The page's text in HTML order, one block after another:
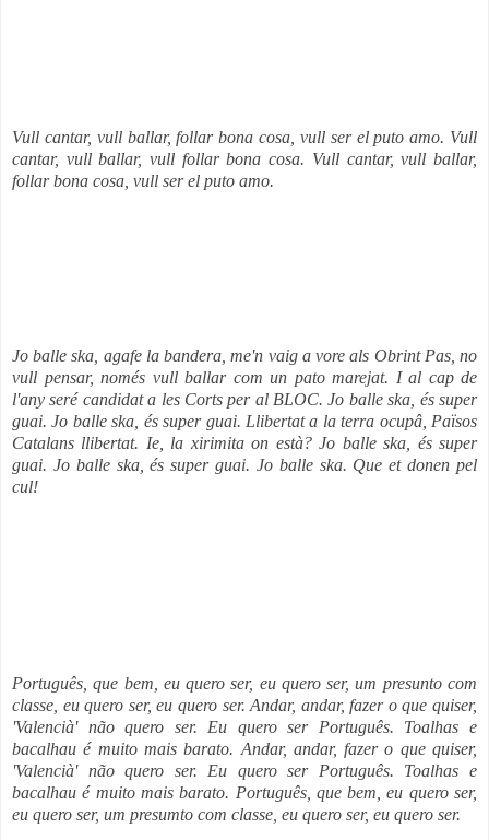
Vull cantar, vull ballar, follar bona cosa, vull ser el puto amo. Vull
cantar, vull ballar, vull follar bona cosa. Vull cantar, vull ballar,
follar bona cosa, vull ser el puto amo.
Jo balle ska, agafe la bandera, me'n vaig a vore als Obrint Pas, no
vull pensar, només vull ballar com un pato marejat. I al cap de
l'any seré candidat a les Corts per al BLOC. Jo balle ska, és super
guai.Jo balle ska, és super guai. Llibertat a la terra ocupâ, Països
Catalans llibertat. Ie, la xirimita on està?Jo balle ska, és super
guai. Jo balle ska, és super guai. Jo balle ska. Que et donen pel
cul!
Português, que bem, eu quero ser, eu quero ser,um presunto com
classe, eu quero ser,eu quero ser.Andar, andar, fazer o que quiser,
'Valencià' não quero ser. Eu quero ser Português. Toalhas e
bacalhau é muito mais barato. Andar, andar, fazer o que quiser,
'Valencià' não quero ser. Eu quero ser Português. Toalhas e
bacalhau é muito mais barato. Português, que bem, eu quero ser,
eu quero ser, um presumto com classe, eu quero ser, eu quero ser.